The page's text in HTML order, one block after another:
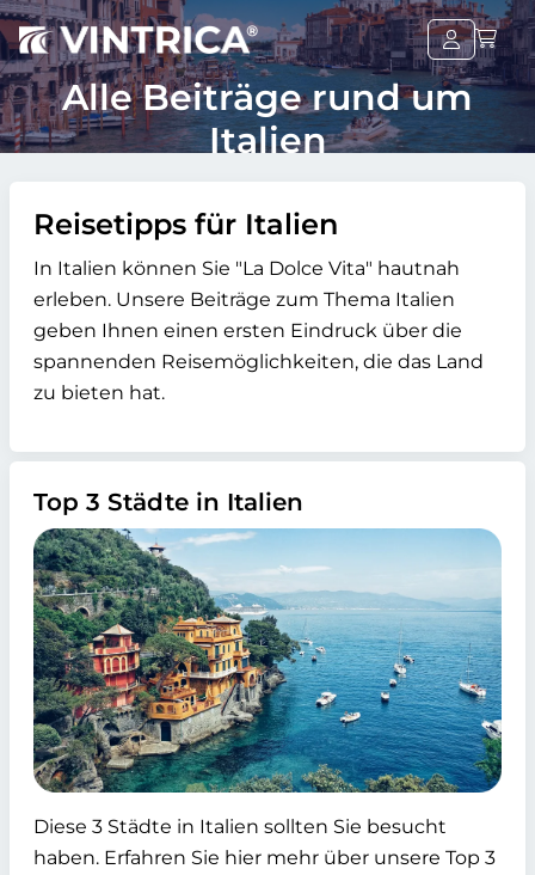
Alle Beiträge rund um
Italien
Reisetipps für Italien
In Italien können Sie "La Dolce Vita" hautnah
erleben. Unsere Beiträge zum Thema Italien
geben Ihnen einen ersten Eindruck über die
spannenden Reisemöglichkeiten, die das Land
zu bieten hat.
Top 3 Städte in Italien
Diese 3 Städte in Italien sollten Sie besucht
haben. Erfahren Sie hier mehr über unsere Top 3